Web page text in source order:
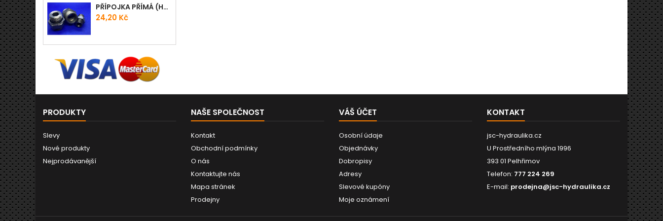
PŘÍPOJKA PŘÍMÁ (HRDLO) GES - WD
Cena
24,20 Kč
PRODUKTY
Slevy
Nové produkty
Nejprodávanější
NAŠE SPOLEČNOST
Kontakt
Obchodní podmínky
O nás
Kontaktujte nás
Mapa stránek
Prodejny
VÁŠ ÚČET
Osobní údaje
Objednávky
Dobropisy
Adresy
Slevové kupóny
Moje oznámení
KONTAKT
jsc-hydraulika.cz
U Prostředního mlýna 1996
393 01 Pelhřimov
Telefon: 777 224 269
E-mail: prodejna@jsc-hydraulika.cz